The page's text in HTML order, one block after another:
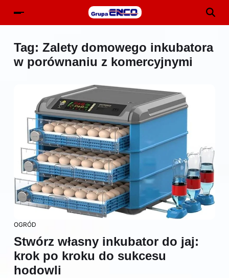
Tag: Zalety domowego inkubatora
w porównaniu z komercyjnymi
OGRÓD
Stwórz własny inkubator do jaj:
krok po kroku do sukcesu
hodowli